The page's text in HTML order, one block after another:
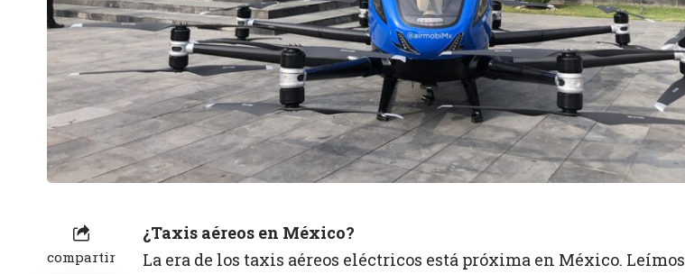
compartir
¿Taxis aéreos en México?
La era de los taxis aéreos eléctricos está próxima en México. Leímos